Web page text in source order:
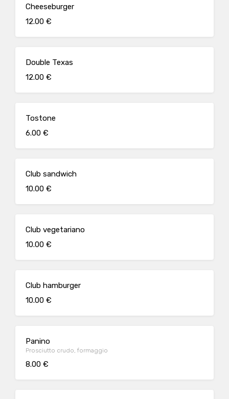
Cheeseburger
12.00 €
Double Texas
12.00 €
Tostone
6.00 €
Club sandwich
10.00 €
Club vegetariano
10.00 €
Club hamburger
10.00 €
Panino
Prosciutto crudo, formaggio
8.00 €